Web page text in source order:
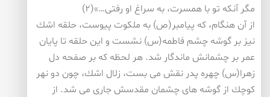
مگر آنكه تو با همسرت، به سراغ او رفتی…»(۲)
از آن هنگام، كه پیامبر(ص) به ملكوت پیوست، حلقه اشك
نیز بر گوشه چشم فاطمه(س) نشست و این حلقه تا پایان
عمر بر چشمانش ماندگار شد. هر لحظه كه بر صفحه دل
زهرا(س) چهره پدر نقش می بست، زلال اشك، چون دو نهر
كوچك از گوشه های چشمان مقدسش جاری می شد. از